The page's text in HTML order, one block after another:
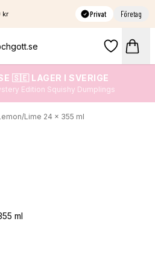
kr Privat Företag
🇸🇪 LAGER I SVERIGE
Edition Squishy Dumplings
Lime 24 x 355 ml